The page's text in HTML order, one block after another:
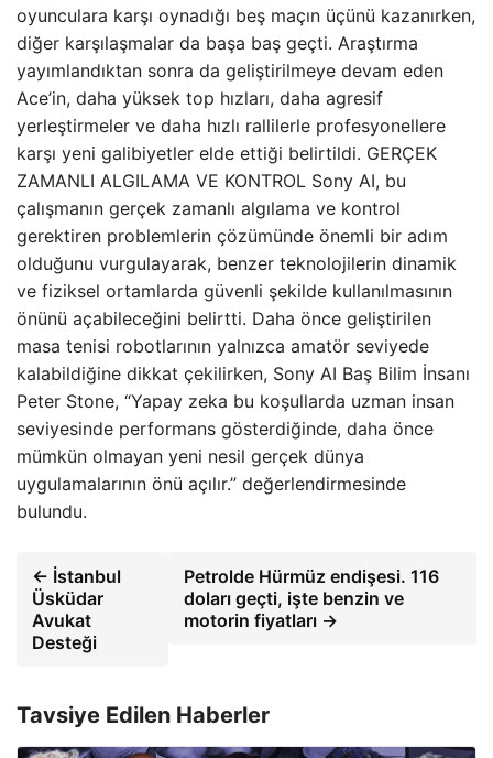
oyunculara karşı oynadığı beş maçın üçünü kazanırken,
diğer karşılaşmalar da başa baş geçti. Araştırma
yayımlandıktan sonra da geliştirilmeye devam eden
Ace’in, daha yüksek top hızları, daha agresif
yerleştirmeler ve daha hızlı rallilerle profesyonellere
karşı yeni galibiyetler elde ettiği belirtildi. GERÇEK
ZAMANLI ALGILAMA VE KONTROL Sony AI, bu
çalışmanın gerçek zamanlı algılama ve kontrol
gerektiren problemlerin çözümünde önemli bir adım
olduğunu vurgulayarak, benzer teknolojilerin dinamik
ve fiziksel ortamlarda güvenli şekilde kullanılmasının
önünü açabileceğini belirtti. Daha önce geliştirilen
masa tenisi robotlarının yalnızca amatör seviyede
kalabildiğine dikkat çekilirken, Sony AI Baş Bilim İnsanı
Peter Stone, “Yapay zeka bu koşullarda uzman insan
seviyesinde performans gösterdiğinde, daha önce
mümkün olmayan yeni nesil gerçek dünya
uygulamalarının önü açılır.” değerlendirmesinde
bulundu.
← İstanbul
Üsküdar
Avukat
Desteği
Petrolde Hürmüz endişesi. 116
doları geçti, işte benzin ve
motorin fiyatları →
Tavsiye Edilen Haberler